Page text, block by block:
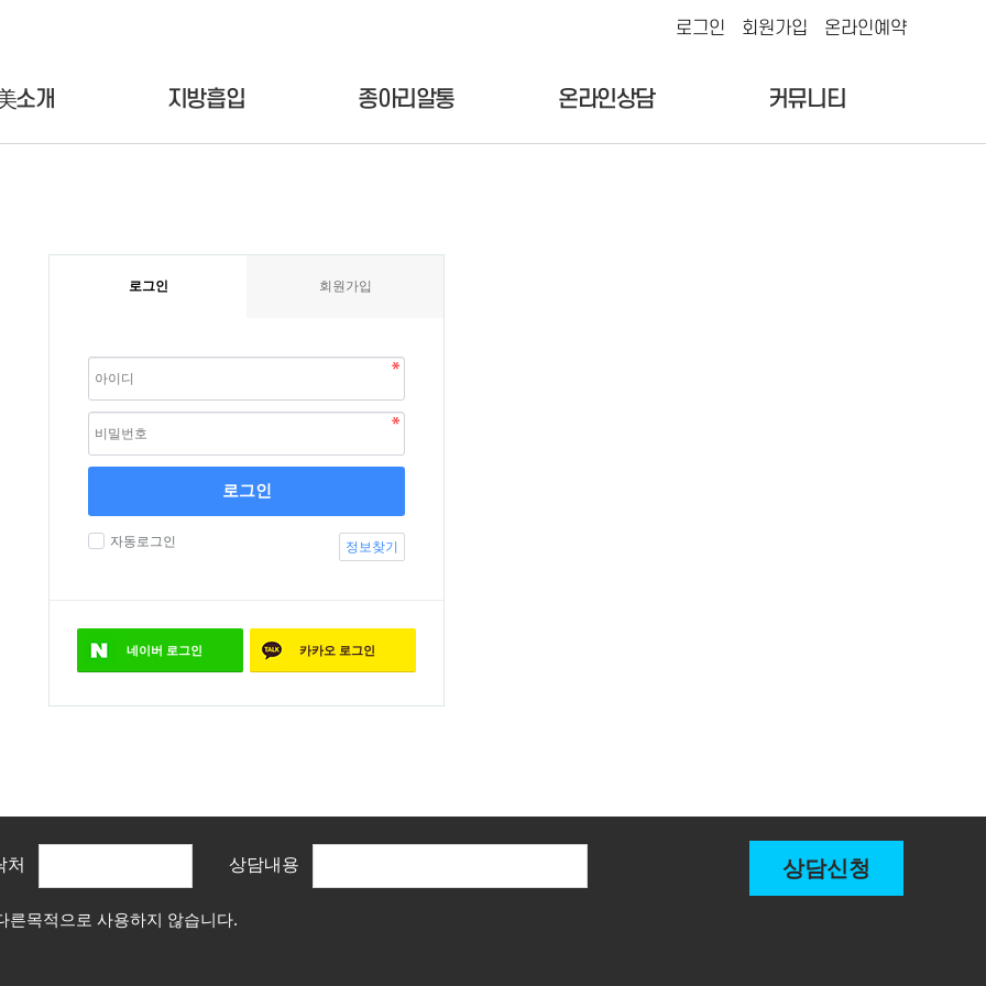
로그인 회원가입 온라인예약
소개 지방흡입 종아리알통 온라인상담 커뮤니티
로그인 회원가입
로그인
자동로그인 정보찾기
네이버 로그인 카카오 로그인
처 상담내용
른목적으로 사용하지 않습니다.